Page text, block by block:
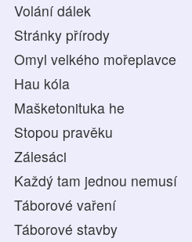
Volání dálek
Stránky přírody
Omyl velkého mořeplavce
Hau kóla
Mašketonituka he
Stopou pravěku
Zálesáci
Každý tam jednou nemusí
Táborové vaření
Táborové stavby